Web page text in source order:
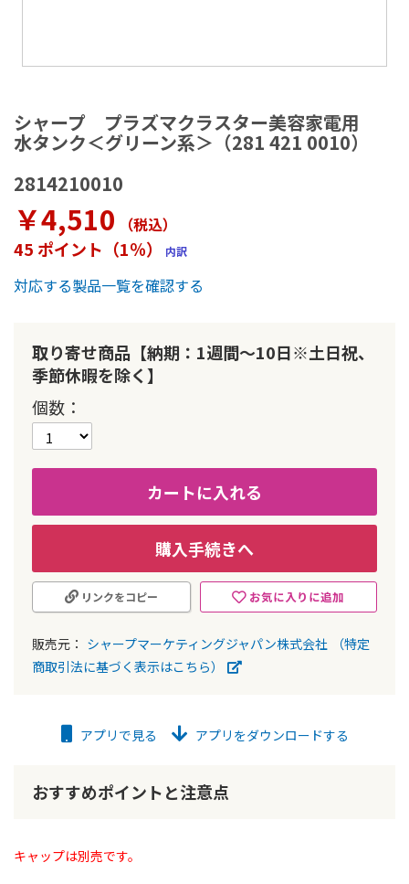
シャープ プラズマクラスター美容家電用
水タンク＜グリーン系＞（281 421 0010）
2814210010
￥4,510 （税込）
45 ポイント（1％） 内訳
対応する製品一覧を確認する
取り寄せ商品【納期：1週間～10日※土日祝、
季節休暇を除く】
個数
カートに入れる
購入手続きへ
お気に入りに追加
リンクをコピー
販売元： シャープマーケティングジャパン株式会社
（特定
商取引法に基づく表示はこちら）
メ
ー
ジ
ャ
リ
ー
の
最
初
動
す
る
アプリで見る アプリをダウンロードする
おすすめポイントと注意点
キャップは別売です。